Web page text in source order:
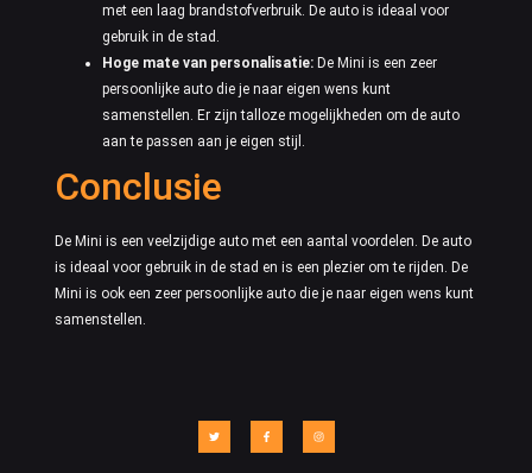
met een laag brandstofverbruik. De auto is ideaal voor
gebruik in de stad.
Hoge mate van personalisatie:De Mini is een zeer
persoonlijke auto die je naar eigen wens kunt
samenstellen. Er zijn talloze mogelijkheden om de auto
aan te passen aan je eigen stijl.
Conclusie
De Mini is een veelzijdige auto met een aantal voordelen. De auto
is ideaal voor gebruik in de stad en is een plezier om te rijden. De
Mini is ook een zeer persoonlijke auto die je naar eigen wens kunt
samenstellen.